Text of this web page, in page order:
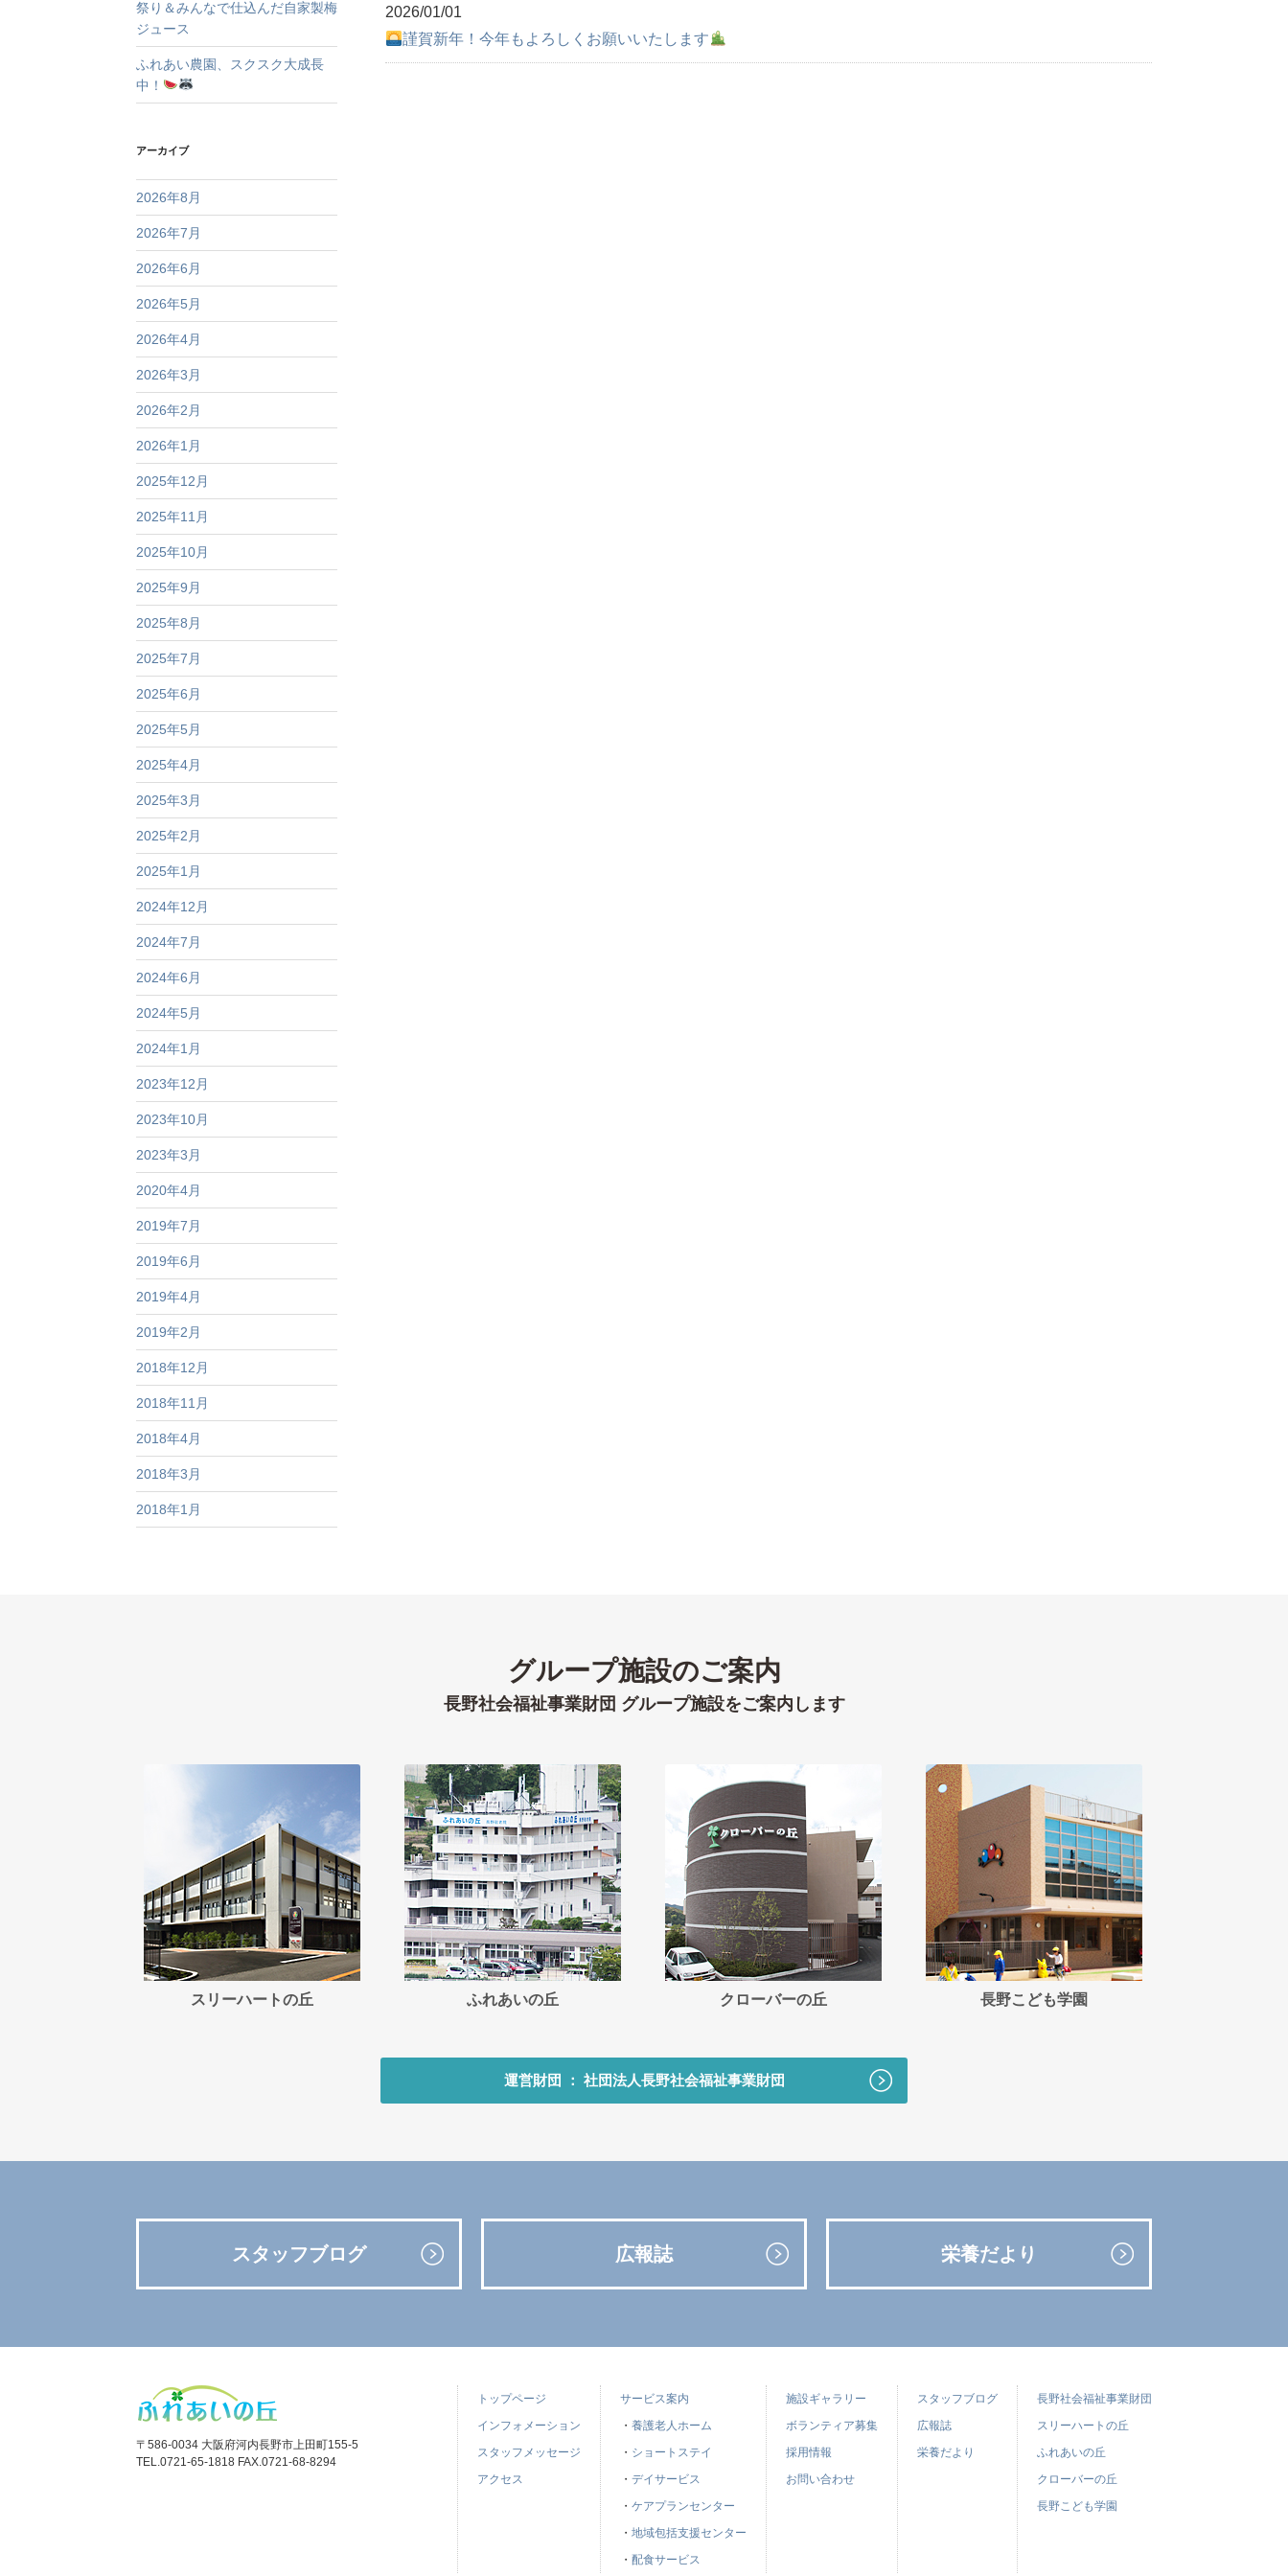
2026/01/01
謹賀新年！今年もよろしくお願いいたします
祭り＆みんなで仕込んだ自家製梅
ジュース
ふれあい農園、スクスク大成長
中！
アーカイブ
2026年8月
2026年7月
2026年6月
2026年5月
2026年4月
2026年3月
2026年2月
2026年1月
2025年12月
2025年11月
2025年10月
2025年9月
2025年8月
2025年7月
2025年6月
2025年5月
2025年4月
2025年3月
2025年2月
2025年1月
2024年12月
2024年7月
2024年6月
2024年5月
2024年1月
2023年12月
2023年10月
2023年3月
2020年4月
2019年7月
2019年6月
2019年4月
2019年2月
2018年12月
2018年11月
2018年4月
2018年3月
2018年1月
グループ施設のご案内
長野社会福祉事業財団 グループ施設をご案内します
スリーハートの丘 ふれあいの丘 クローバーの丘 長野こども学園
運営財団 ： 社団法人長野社会福祉事業財団
スタッフブログ 広報誌 栄養だより
〒586-0034 大阪府河内長野市上田町155-5
TEL.0721-65-1818 FAX.0721-68-8294
長野社会福祉事業財団
スリーハートの丘
ふれあいの丘
クローバーの丘
長野こども学園
スタッフブログ
広報誌
栄養だより
施設ギャラリー
ボランティア募集
採用情報
お問い合わせ
サービス案内
・ 養護老人ホーム
・ ショートステイ
・ デイサービス
・ ケアプランセンター
・ 地域包括支援センター
・ 配食サービス
トップページ
インフォメーション
スタッフメッセージ
アクセス